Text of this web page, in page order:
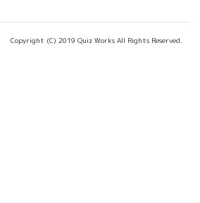
Copyright (C) 2019 Quiz Works All Rights Reserved.